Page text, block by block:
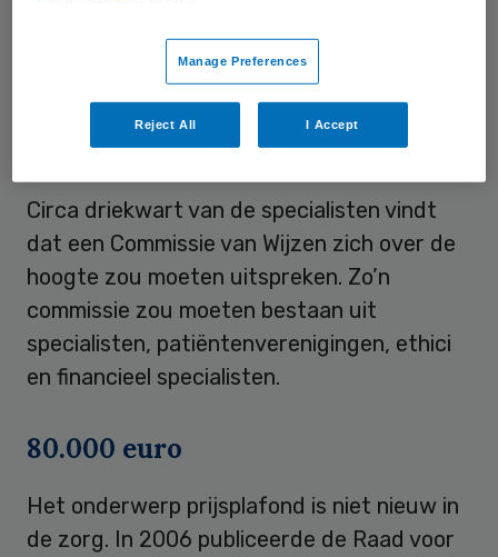
procent van de specialisten vindt dat zij
niet over die beslissing gaat.
Commissie van Wijzen
Circa driekwart van de specialisten vindt
dat een Commissie van Wijzen zich over de
hoogte zou moeten uitspreken. Zo’n
commissie zou moeten bestaan uit
specialisten, patiëntenverenigingen, ethici
en financieel specialisten.
80.000 euro
Het onderwerp prijsplafond is niet nieuw in
de zorg. In 2006 publiceerde de Raad voor
Manage Preferences
Reject All I Accept